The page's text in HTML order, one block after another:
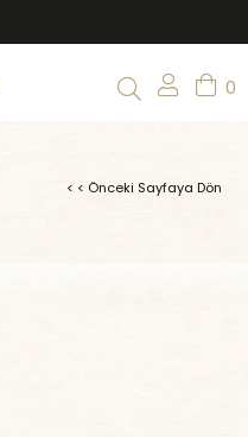
0
< < Önceki Sayfaya Dön